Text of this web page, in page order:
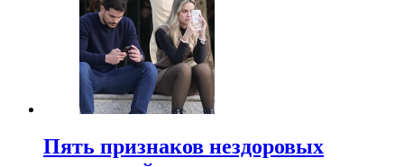
Пять признаков нездоровых